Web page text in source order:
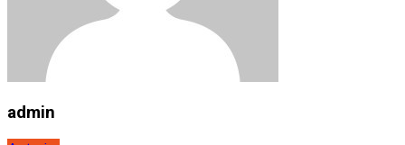
admin